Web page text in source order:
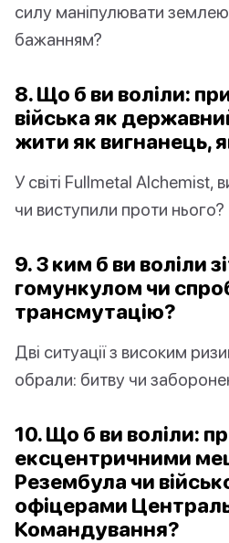
силу маніпулювати
бажанням?
8. Що б ви воліли:
війська як
жити як вигнанець,
У світі Fullmetal Alchemist,
чи виступили проти нього?
9. З ким б ви воліли
гомункулом чи
трансмутацію?
Дві ситуації з високим
обрали: битву чи
10. Що б ви воліли:
ексцентричними
Резембула чи
офіцерами
Командування?